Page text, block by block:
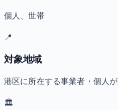
個人、世帯
📍
対象地域
港区に所在する事業者・個人
🏛️